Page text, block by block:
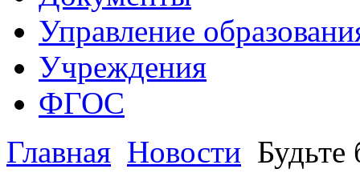
Управление
Учреждения
ФГОС
Главная Новости Будьте